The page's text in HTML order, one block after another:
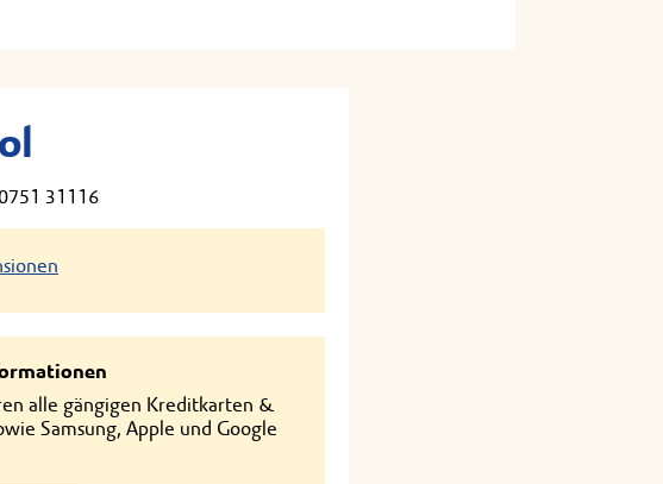
31116
alle gängigen Kreditkarten &
Samsung, Apple und Google